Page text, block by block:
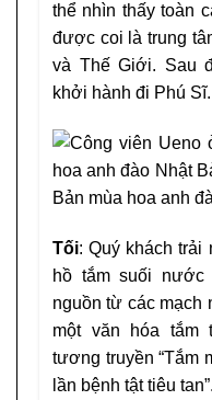
thể nhìn thấy toàn
được coi là trung
và Thế Giới. Sau
khởi hành đi Phú Sĩ.
Tối: Quý khách trải
hồ tắm suối nước
nguồn từ các
một văn hóa tắm
tương truyền “Tắm
lần bệnh tật tiêu tan”.